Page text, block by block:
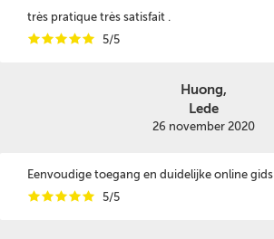
très pratique très satisfait .
iiiii 5/5
Huong,
Lede
26 november 2020
Eenvoudige toegang en duidelijke online gids
iiiii 5/5